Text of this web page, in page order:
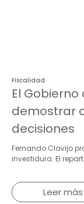
Fiscalidad
El
demostrar
decisiones
Fernando Clavijo
investidura. El
Leer más